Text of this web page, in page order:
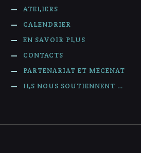
ATELIERS
CALENDRIER
EN SAVOIR PLUS
CONTACTS
PARTENARIAT ET MÉCÉNAT
ILS NOUS SOUTIENNENT …